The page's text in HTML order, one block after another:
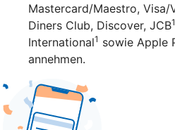
Mastercard/Maestro, Visa/
Diners Club, Discover, JCB1
International1 sowie Apple
annehmen.